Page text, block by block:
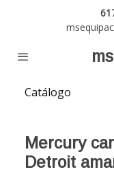
Catálogo
Mercury
Detroit